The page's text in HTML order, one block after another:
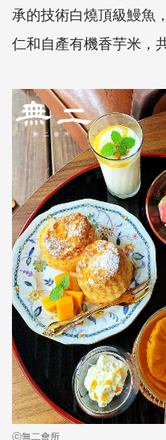
承的技術白燒頂級鰻魚
仁和自產有機香芋米，
ⓒ無二會所